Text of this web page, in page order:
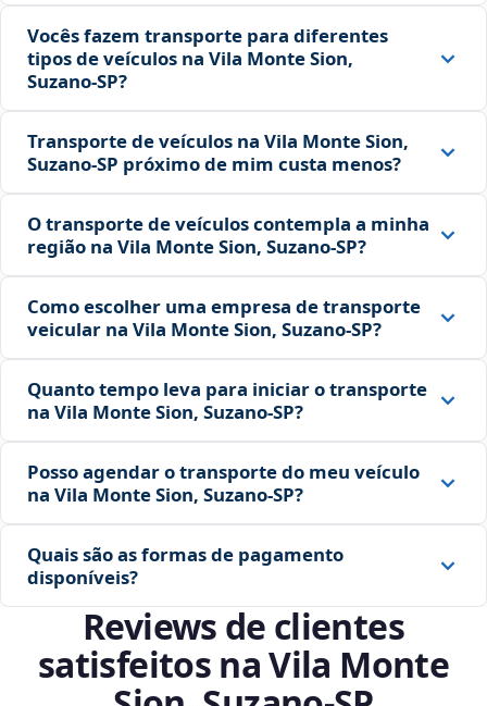
Vocês fazem transporte para diferentes
tipos de veículos na Vila Monte Sion,
Suzano‑SP?
Transporte de veículos na Vila Monte Sion,
Suzano‑SP próximo de mim custa menos?
O transporte de veículos contempla a minha
região na Vila Monte Sion, Suzano‑SP?
Como escolher uma empresa de transporte
veicular na Vila Monte Sion, Suzano‑SP?
Quanto tempo leva para iniciar o transporte
na Vila Monte Sion, Suzano‑SP?
Posso agendar o transporte do meu veículo
na Vila Monte Sion, Suzano‑SP?
Quais são as formas de pagamento
disponíveis?
Reviews de clientes
satisfeitos na Vila Monte